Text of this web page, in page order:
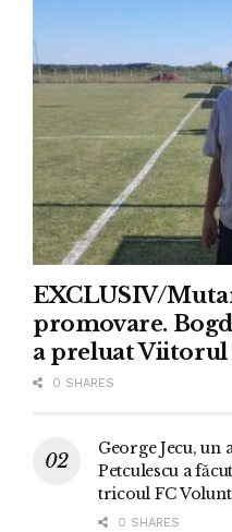
EXCLUSIV/
promovare.
a preluat Viitorul
0 SHARES
George Jecu,
Petculescu a
tricoul FC
0 SHARES